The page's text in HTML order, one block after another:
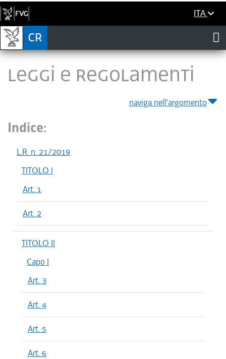
ITA
LEGGI E REGOLAMENTI
naviga nell'argomento
Indice:
L.R. n. 21/2019
TITOLO I
Art. 1
Art. 2
TITOLO II
Capo I
Art. 3
Art. 4
Art. 5
Art. 6